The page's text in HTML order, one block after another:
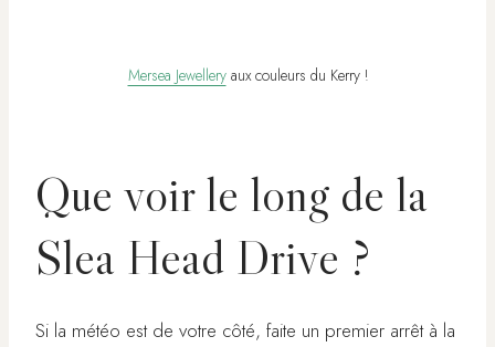
Mersea Jewelleryaux couleurs du Kerry !
Que voir le long de la
Slea Head Drive ?
Si la météo est de votre côté, faite un premier arrêt à la